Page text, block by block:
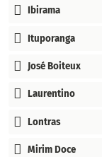
Ibirama
Ituporanga
José Boiteux
Laurentino
Lontras
Mirim Doce